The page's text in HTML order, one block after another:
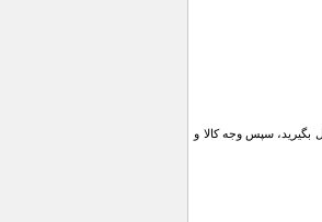
سپس وجه کالا و